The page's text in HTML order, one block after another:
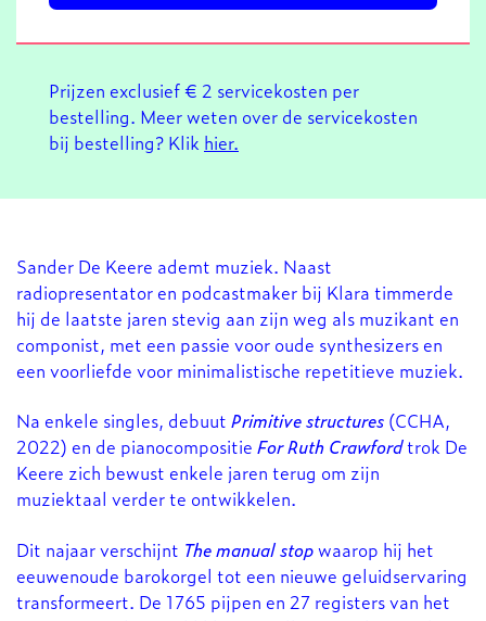
Prijzen exclusief € 2 servicekosten per
bestelling. Meer weten over de servicekosten
bij bestelling? Klik hier.
Sander De Keere ademt muziek. Naast
radiopresentator en podcastmaker bij Klara timmerde
hij de laatste jaren stevig aan zijn weg als muzikant en
componist, met een passie voor oude synthesizers en
een voorliefde voor minimalistische repetitieve muziek.
Na enkele singles, debuut Primitive structures (CCHA,
2022) en de pianocompositie For Ruth Crawfordtrok De
Keere zich bewust enkele jaren terug om zijn
muziektaal verder te ontwikkelen.
Dit najaar verschijnt The manual stopwaarop hij het
eeuwenoude barokorgel tot een nieuwe geluidservaring
transformeert. De 1765 pijpen en 27 registers van het